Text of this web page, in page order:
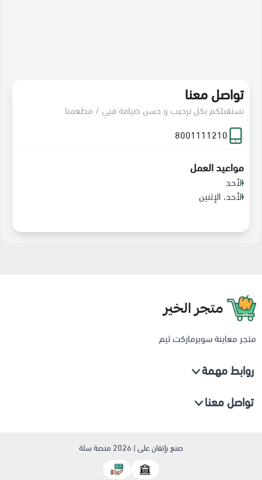
تواصل معنا
نستقبلكم بكل ترحيب و حسن ضيافة فيي / مطعمنا
8001111210
مواعيد العمل
الأحد
الأحد، الإثنين
متجر معاينة سوبرماركت
متجر معاينة سوبرماركت ثيم
روابط مهمة
تواصل معنا
صنع بإتقان على | 2026 منصة سلة